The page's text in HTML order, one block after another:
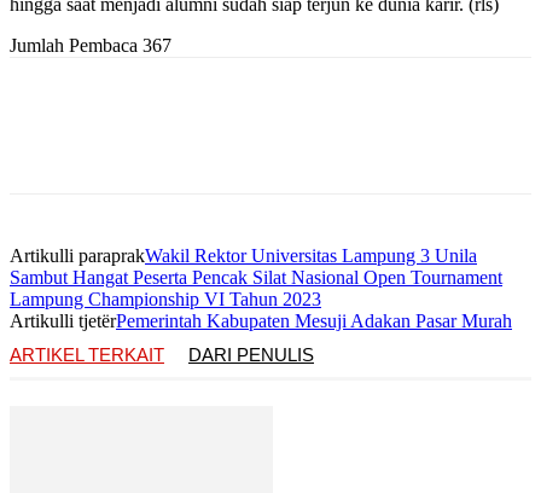
hingga saat menjadi alumni sudah siap terjun ke dunia karir. (rls)
Jumlah Pembaca 367
Artikulli paraprakWakil Rektor Universitas Lampung 3 Unila
Sambut Hangat Peserta Pencak Silat Nasional Open Tournament
Lampung Championship VI Tahun 2023
Artikulli tjetërPemerintah Kabupaten Mesuji Adakan Pasar Murah
ARTIKEL TERKAIT
DARI PENULIS